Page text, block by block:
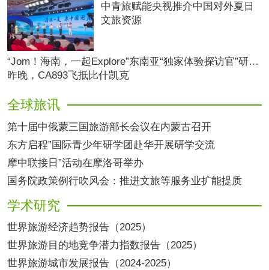
中青旅赋能央视推介中国对外夏日
文旅资源
“Jom！海南，一起Explore”东南亚“独家体验探访官”研学活动圆满收官
昨晚，CA893飞抵比什凯克
全球旅讯
第十届中俄蒙三国旅游部长会议在内蒙古召开
东方启程”国际青少年研学团赴华开展研学交流
摩中联接日”活动在摩洛哥举办
国务院政策例行吹风会：推进文旅等服务业扩能提质
学术研究
世界旅游经济趋势报告（2025）
世界旅游目的地竞争潜力指数报告（2025）
世界旅游城市发展报告（2024-2025）